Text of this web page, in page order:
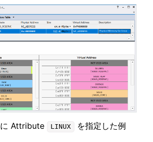
に Attribute LINUX を指定した例